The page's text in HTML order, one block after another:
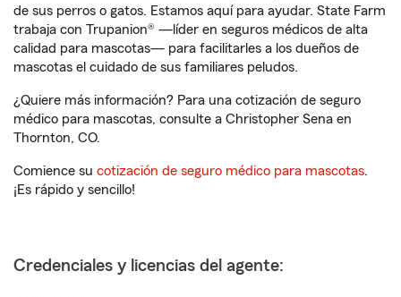
de sus perros o gatos. Estamos aquí para ayudar. State Farm
trabaja con Trupanion® —líder en seguros médicos de alta
calidad para mascotas— para facilitarles a los dueños de
mascotas el cuidado de sus familiares peludos.
¿Quiere más información? Para una cotización de seguro
médico para mascotas, consulte a Christopher Sena en
Thornton, CO.
Comience su cotización de seguro médico para mascotas.
¡Es rápido y sencillo!
Credenciales y licencias del agente: